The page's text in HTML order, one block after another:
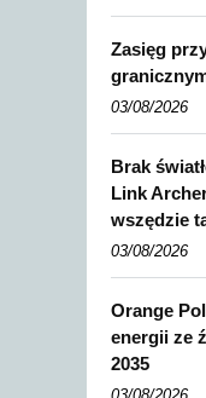
Zasięg
03/08/2026
Brak
Link
wszędzie
03/08/2026
Orange
energii ze
2035